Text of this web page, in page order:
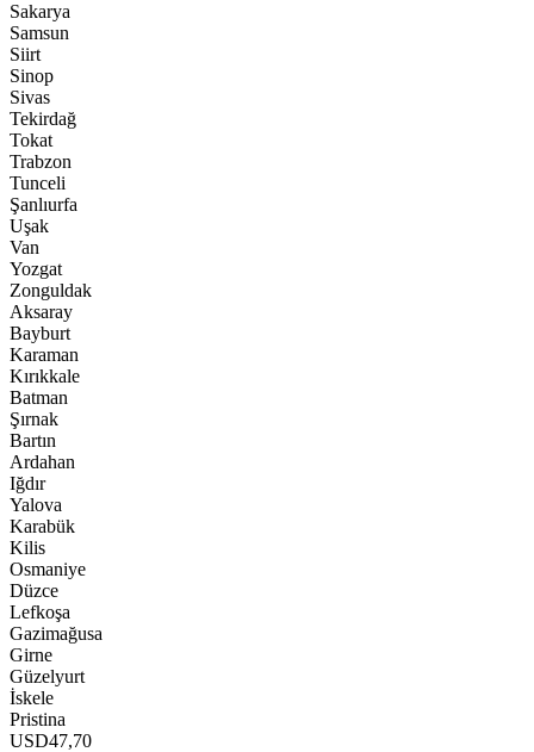
Sakarya
Samsun
Siirt
Sinop
Sivas
Tekirdağ
Tokat
Trabzon
Tunceli
Şanlıurfa
Uşak
Van
Yozgat
Zonguldak
Aksaray
Bayburt
Karaman
Kırıkkale
Batman
Şırnak
Bartın
Ardahan
Iğdır
Yalova
Karabük
Kilis
Osmaniye
Düzce
Lefkoşa
Gazimağusa
Girne
Güzelyurt
İskele
Pristina
USD47,70